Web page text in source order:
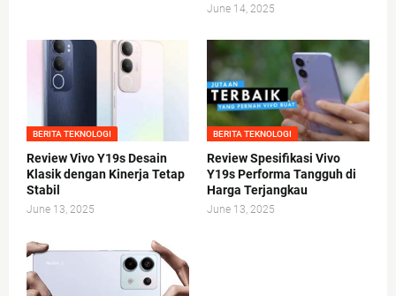
June 14, 2025
BERITA TEKNOLOGI
Review Vivo Y19s Desain
Klasik dengan Kinerja Tetap
Stabil
June 13, 2025
BERITA TEKNOLOGI
Review Spesifikasi Vivo
Y19s Performa Tangguh di
Harga Terjangkau
June 13, 2025